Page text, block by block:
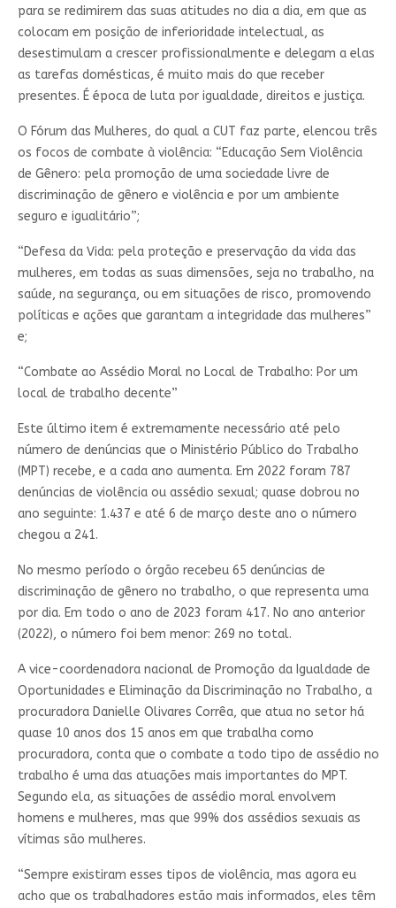
para se redimirem das suas atitudes no dia a dia, em que as
colocam em posição de inferioridade intelectual, as
desestimulam a crescer profissionalmente e delegam a elas
as tarefas domésticas, é muito mais do que receber
presentes. É época de luta por igualdade, direitos e justiça.
O Fórum das Mulheres, do qual a CUT faz parte, elencou três
os focos de combate à violência: “Educação Sem Violência
de Gênero: pela promoção de uma sociedade livre de
discriminação de gênero e violência e por um ambiente
seguro e igualitário”;
“Defesa da Vida: pela proteção e preservação da vida das
mulheres, em todas as suas dimensões, seja no trabalho, na
saúde, na segurança, ou em situações de risco, promovendo
políticas e ações que garantam a integridade das mulheres”
e;
“Combate ao Assédio Moral no Local de Trabalho: Por um
local de trabalho decente”
Este último item é extremamente necessário até pelo
número de denúncias que o Ministério Público do Trabalho
(MPT) recebe, e a cada ano aumenta. Em 2022 foram 787
denúncias de violência ou assédio sexual; quase dobrou no
ano seguinte: 1.437 e até 6 de março deste ano o número
chegou a 241.
No mesmo período o órgão recebeu 65 denúncias de
discriminação de gênero no trabalho, o que representa uma
por dia. Em todo o ano de 2023 foram 417. No ano anterior
(2022), o número foi bem menor: 269 no total.
A vice-coordenadora nacional de Promoção da Igualdade de
Oportunidades e Eliminação da Discriminação no Trabalho, a
procuradora Danielle Olivares Corrêa, que atua no setor há
quase 10 anos dos 15 anos em que trabalha como
procuradora, conta que o combate a todo tipo de assédio no
trabalho é uma das atuações mais importantes do MPT.
Segundo ela, as situações de assédio moral envolvem
homens e mulheres, mas que 99% dos assédios sexuais as
vítimas são mulheres.
“Sempre existiram esses tipos de violência, mas agora eu
acho que os trabalhadores estão mais informados, eles têm